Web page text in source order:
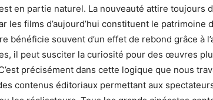
en partie naturel. La nouveauté attire toujours
les films d’aujourd’hui constituent le patrimoine
bénéficie souvent d’un effet de rebond grâce à
il peut susciter la curiosité pour des œuvres
précisément dans cette logique que nous
contenus éditoriaux permettant aux